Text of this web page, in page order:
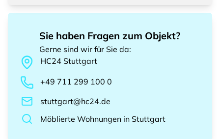
Sie haben Fragen zum Objekt?
Gerne sind wir für Sie da:
HC24 Stuttgart
+49 711 299 100 0
stuttgart@hc24.de
Möblierte Wohnungen in Stuttgart